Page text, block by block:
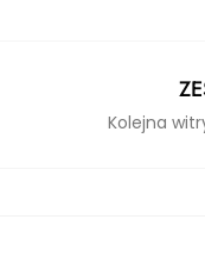
Kolejna